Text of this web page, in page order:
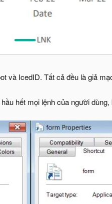
và IcedID. Tất cả đều là giả
hết mọi lệnh của người